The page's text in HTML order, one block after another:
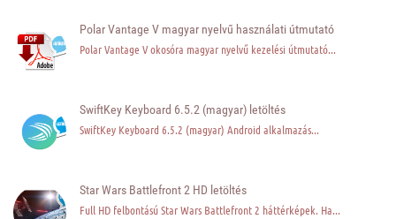
Polar Vantage V magyar nyelvű használati útmutató
Polar Vantage V okosóra magyar nyelvű kezelési útmutató...
SwiftKey Keyboard 6.5.2 (magyar) letöltés
SwiftKey Keyboard 6.5.2 (magyar) Android alkalmazás...
Star Wars Battlefront 2 HD letöltés
Full HD felbontású Star Wars Battlefront 2 háttérképek. Ha...